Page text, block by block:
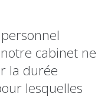
cabinet ne
la durée
lesquelles